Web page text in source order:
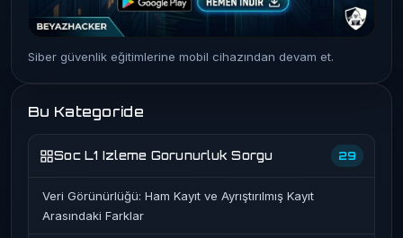
Siber güvenlik eğitimlerine mobil cihazından devam et.
Bu Kategoride
Soc L1 Izleme Gorunurluk Sorgu 29
Veri Görünürlüğü: Ham Kayıt ve Ayrıştırılmış Kayıt
Arasındaki Farklar